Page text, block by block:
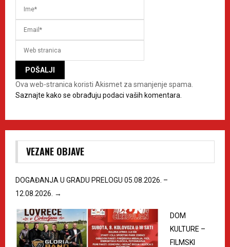
Ova web-stranica koristi Akismet za smanjenje spama.
Saznajte kako se obrađuju podaci vaših komentara.
VEZANE OBJAVE
DOGAĐANJA U GRADU PRELOGU 05.08.2026. –
12.08.2026. →
DOM
KULTURE –
FILMSKI